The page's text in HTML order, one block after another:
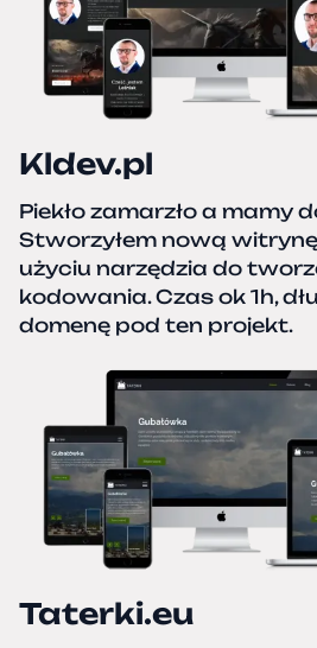
Kldev.pl
Piekło zamarzło a mamy
Stworzyłem nową
użyciu narzędzia do
kodowania. Czas ok 1h,
domenę pod ten projekt.
Taterki.eu